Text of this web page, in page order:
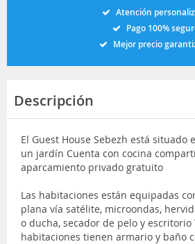
Atención
Pago 100%
Mejor precio
Descripción
El Guest House Sebezh está situado
un jardín Cuenta con cocina
aparcamiento privado gratuito
Las habitaciones están equipadas
plana vía satélite, microondas,
o ducha, secador de pelo y escritorio
habitaciones tienen armario y baño